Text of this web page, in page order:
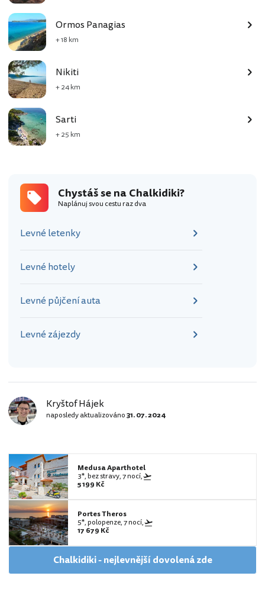
Ormos Panagias
+ 18 km
Nikiti
+ 24 km
Sarti
+ 25 km
Chystáš se na Chalkidiki?
Naplánuj svou cestu raz dva
Levné letenky
Levné hotely
Levné půjčení auta
Levné zájezdy
Kryštof Hájek
naposledy aktualizováno31. 07. 2024
Medusa Aparthotel
3*, bez stravy, 7 nocí,
5 199 Kč
Portes Theros
5*, polopenze, 7 nocí,
17 679 Kč
Chalkidiki - nejlevnější dovolená zde